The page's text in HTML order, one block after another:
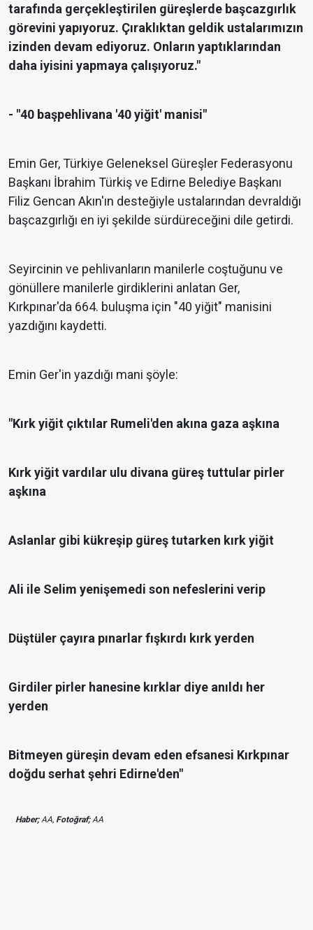
tarafında gerçekleştirilen güreşlerde başcazgırlık
görevini yapıyoruz. Çıraklıktan geldik ustalarımızın
izinden devam ediyoruz. Onların yaptıklarından
daha iyisini yapmaya çalışıyoruz."
- "40 başpehlivana '40 yiğit' manisi"
Emin Ger, Türkiye Geleneksel Güreşler Federasyonu
Başkanı İbrahim Türkiş ve Edirne Belediye Başkanı
Filiz Gencan Akın'ın desteğiyle ustalarından devraldığı
başcazgırlığı en iyi şekilde sürdüreceğini dile getirdi.
Seyircinin ve pehlivanların manilerle coştuğunu ve
gönüllere manilerle girdiklerini anlatan Ger,
Kırkpınar'da 664. buluşma için "40 yiğit" manisini
yazdığını kaydetti.
Emin Ger'in yazdığı mani şöyle:
"Kırk yiğit çıktılar Rumeli'den akına gaza aşkına
Kırk yiğit vardılar ulu divana güreş tuttular pirler
aşkına
Aslanlar gibi kükreşip güreş tutarken kırk yiğit
Ali ile Selim yenişemedi son nefeslerini verip
Düştüler çayıra pınarlar fışkırdı kırk yerden
Girdiler pirler hanesine kırklar diye anıldı her
yerden
Bitmeyen güreşin devam eden efsanesi Kırkpınar
doğdu serhat şehri Edirne'den"
Haber;AA, Fotoğraf;AA